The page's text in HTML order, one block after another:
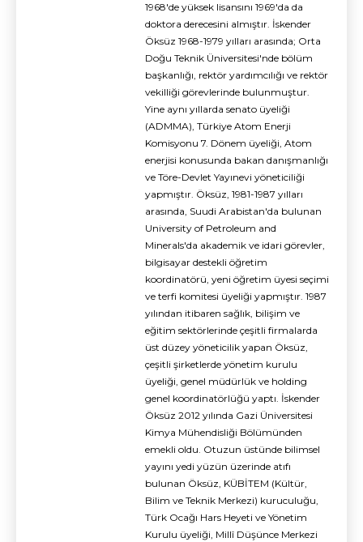
1968'de yüksek lisansını 1969'da da
doktora derecesini almıştır. İskender
Öksüz 1968-1979 yılları arasında; Orta
Doğu Teknik Üniversitesi'nde bölüm
başkanlığı, rektör yardımcılığı ve rektör
vekilliği görevlerinde bulunmuştur.
Yine aynı yıllarda senato üyeliği
(ADMMA), Türkiye Atom Enerji
Komisyonu 7. Dönem üyeliği, Atom
enerjisi konusunda bakan danışmanlığı
ve Töre-Devlet Yayınevi yöneticiliği
yapmıştır. Öksüz, 1981-1987 yılları
arasında, Suudi Arabistan'da bulunan
University of Petroleum and
Minerals'da akademik ve idari görevler,
bilgisayar destekli öğretim
koordinatörü, yeni öğretim üyesi seçimi
ve terfi komitesi üyeliği yapmıştır. 1987
yılından itibaren sağlık, bilişim ve
eğitim sektörlerinde çeşitli firmalarda
üst düzey yöneticilik yapan Öksüz,
çeşitli şirketlerde yönetim kurulu
üyeliği, genel müdürlük ve holding
genel koordinatörlüğü yaptı. İskender
Öksüz 2012 yılında Gazi Üniversitesi
Kimya Mühendisliği Bölümünden
emekli oldu. Otuzun üstünde bilimsel
yayını yedi yüzün üzerinde atıfı
bulunan Öksüz, KÜBİTEM (Kültür,
Bilim ve Teknik Merkezi) kuruculuğu,
Türk Ocağı Hars Heyeti ve Yönetim
Kurulu üyeliği, Millî Düşünce Merkezi